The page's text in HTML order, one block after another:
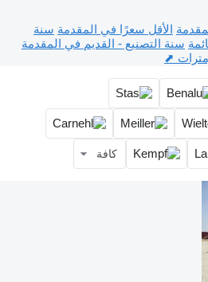
الأقل سعرًا في المقدمة سنة
سنة التصنيع - القديم في المقدمة
⬈
كافة